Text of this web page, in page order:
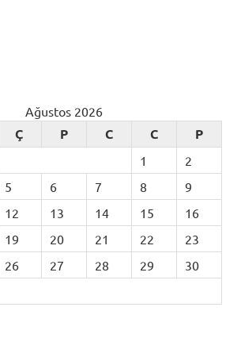
Ağustos 2026
Ç P C C P
1
2
5 6 7 8
9
12 13 14 15
16
19 20 21 22
23
26 27 28 29
30